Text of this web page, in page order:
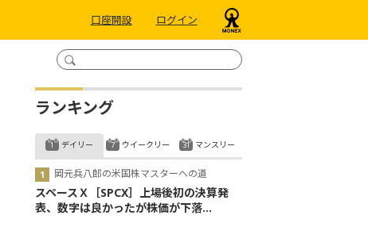
口座開設 ログイン
ランキング
デイリー
岡元兵八郎の米国株マスターへの道
スペースＸ［SPCX］上場後初の決算発
表、数字は良かったが株価が下落...
ウイークリー マンスリー